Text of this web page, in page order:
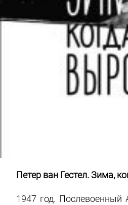
Петер ван Гестел. Зима,
1947 год. Послевоенный